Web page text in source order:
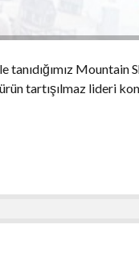
tanıdığımız
tartışılmaz lideri